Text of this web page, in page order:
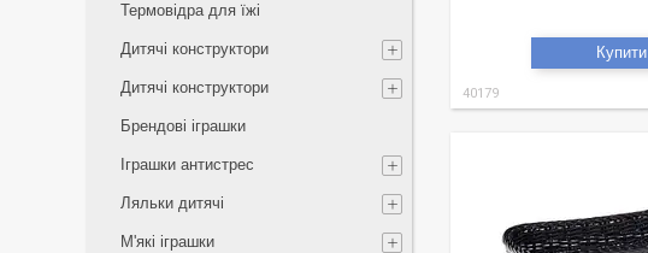
Купити
40179
Термовідра для їжі
Дитячі конструктори
Дитячі конструктори
Брендові іграшки
Іграшки антистрес
Ляльки дитячі
М'які іграшки